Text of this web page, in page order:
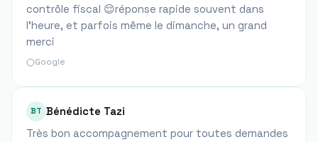
contrôle fiscal 😌réponse rapide souvent dans
l’heure, et parfois même le dimanche, un grand
merci
Google
BT Bénédicte Tazi
Très bon accompagnement pour toutes demandes